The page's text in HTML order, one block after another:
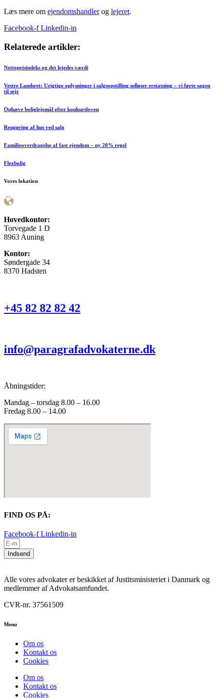
Læs mere om ejendomshandlerog lejeret.
Facebook-f Linkedin-in
Relaterede artikler:
Nettoprisindeks og det lejedes værdi
Vestre Landsret: Urigtige oplysninger i salgsopstilling udløser erstatning – vi førte sagen
til sejr
Ophæve boliglejemål efter konkursloven
Rengøring af hus ved salg
Familieoverdragelse af fast ejendom – ny 20% regel
Flexbolig
Vores lokation
Hovedkontor:
Torvegade 1 D
8963 Auning
Kontor:
Søndergade 34
8370 Hadsten
+45 82 82 82 42
info@paragrafadvokaterne.dk
Åbningstider:
Mandag – torsdag 8.00 – 16.00
Fredag 8.00 – 14.00
FIND OS PÅ:
Facebook-f Linkedin-in
Indsend
Alle vores advokater er beskikket af Justitsministeriet i Danmark og
medlemmer af Advokatsamfundet.
CVR-nr. 37561509
Menu
Om os
Kontakt os
Cookies
Om os
Kontakt os
Cookies